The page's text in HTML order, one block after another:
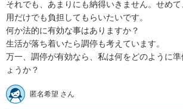
それでも、あまりにも納得いきません。せめ
用だけでも負担してもらいたいです。
何か法的に有効な事はありますか？
生活が落ち着いたら調停も考えています。
万一、調停が有効なら、私は何をどのように
ょうか？
匿名希望 さん